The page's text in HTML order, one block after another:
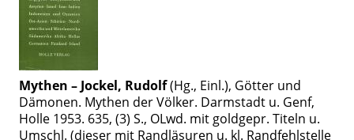
Mythen – Jockel, Rudolf(Hg., Einl.), Götter und
Dämonen. Mythen der Völker. Darmstadt u. Genf,
Holle 1953. 635, (3) S., OLwd. mit goldgepr. Titeln u.
Umschl. (dieser mit Randläsuren u. kl. Randfehlstelle